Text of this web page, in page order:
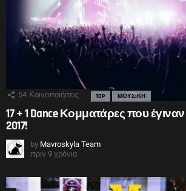
54 Κοινοποιήσεις TOP ΜΟΥΣΙΚΗ
17 + 1 Dance Κομματάρες που
2017!
by Mavroskyla Team
πριν 9 χρόνια